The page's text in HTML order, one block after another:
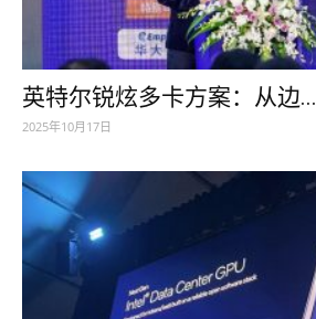
英特尔锐炫多卡方案：从边...
2025年10月17日